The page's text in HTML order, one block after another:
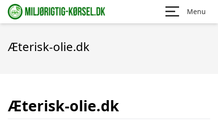
Menu
Æterisk-olie.dk
Æterisk-olie.dk